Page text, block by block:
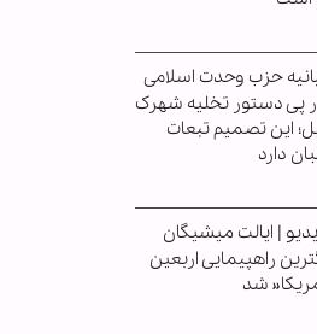
حزب وحدت اسلامی
پی دستور تخلیه شهرک
این تصمیم تبعات
دارد
| ایالت میشیگان
راهپیمایی اربعین
شد